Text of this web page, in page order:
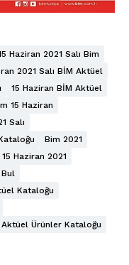
Haziran 2021 Salı Bim
2021 Salı BİM Aktüel
15 Haziran BİM Aktüel
15 Haziran
Salı
Bim 2021
Haziran 2021
Kataloğu
Aktüel Ürünler Kataloğu